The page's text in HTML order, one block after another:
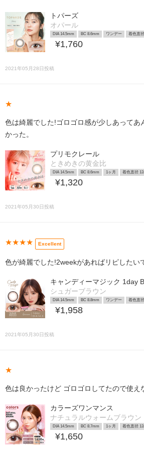
トパーズ
オパール
DIA 14.5mm BC 8.6mm ワンデー 着色直
¥1,760
2021年05月28日投稿
★
色は綺麗でした!ゴロゴロ感が少しあってあ
かった。
プリモクレール
ときめきの黄金比
DIA 14.5mm BC 8.6mm 1ヶ月 着色直径
¥1,320
2021年05月30日投稿
★★★★ Excellent
色が綺麗でした!2weekがあればリピしたい
キャンディーマジック 1day
シュガーブラウン
DIA 14.5mm BC 8.8mm ワンデー 着色直
¥1,958
2021年05月30日投稿
★
色は良かったけど ゴロゴロしてたので使え
カラーズワンマンス
ナチュラルウォームブラウン
DIA 14.5mm BC 8.7mm 1ヶ月 着色直径
¥1,650